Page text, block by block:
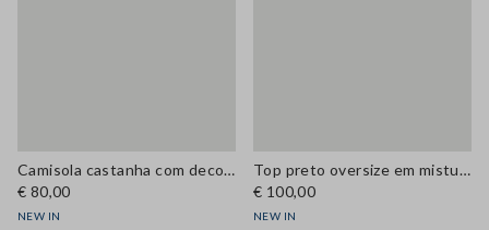
Camisola castanha com decote em V em mistura de lã e caxemira, corte regular
€ 80,00
NEW IN
Top preto oversize em mistura de viscose
€ 100,00
NEW IN